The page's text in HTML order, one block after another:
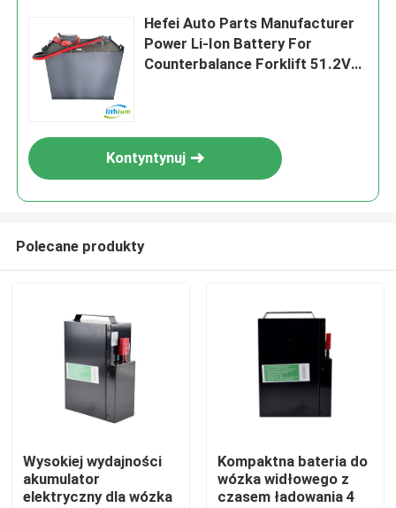
O nas
Hefei Auto Parts Manufacturer
Power Li-Ion Battery For
Counterbalance Forklift 51.2V
Kontyntynuj
Polecane produkty
Wysokiej wydajności
akumulator
elektryczny dla wózka
Kompaktna bateria do
wózka widłowego z
czasem ładowania 4